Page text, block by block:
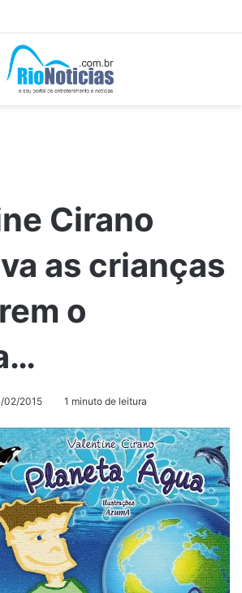
Cirano
as crianças
o
02/2015 1 minuto de leitura